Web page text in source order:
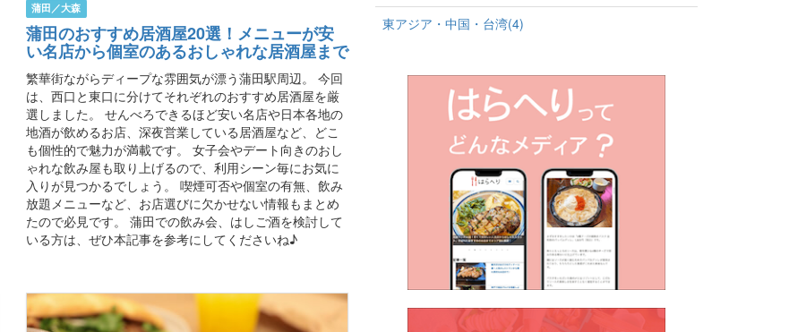
蒲田／大森
蒲田のおすすめ居酒屋20選！メニューが安
い名店から個室のあるおしゃれな居酒屋まで
繁華街ながらディープな雰囲気が漂う蒲田駅周辺。 今回
は、西口と東口に分けてそれぞれのおすすめ居酒屋を厳
選しました。 せんべろできるほど安い名店や日本各地の
地酒が飲めるお店、深夜営業している居酒屋など、どこ
も個性的で魅力が満載です。 女子会やデート向きのおし
ゃれな飲み屋も取り上げるので、利用シーン毎にお気に
入りが見つかるでしょう。 喫煙可否や個室の有無、飲み
放題メニューなど、お店選びに欠かせない情報もまとめ
たので必見です。 蒲田での飲み会、はしご酒を検討して
いる方は、ぜひ本記事を参考にしてくださいね♪
東アジア・中国・台湾(4)